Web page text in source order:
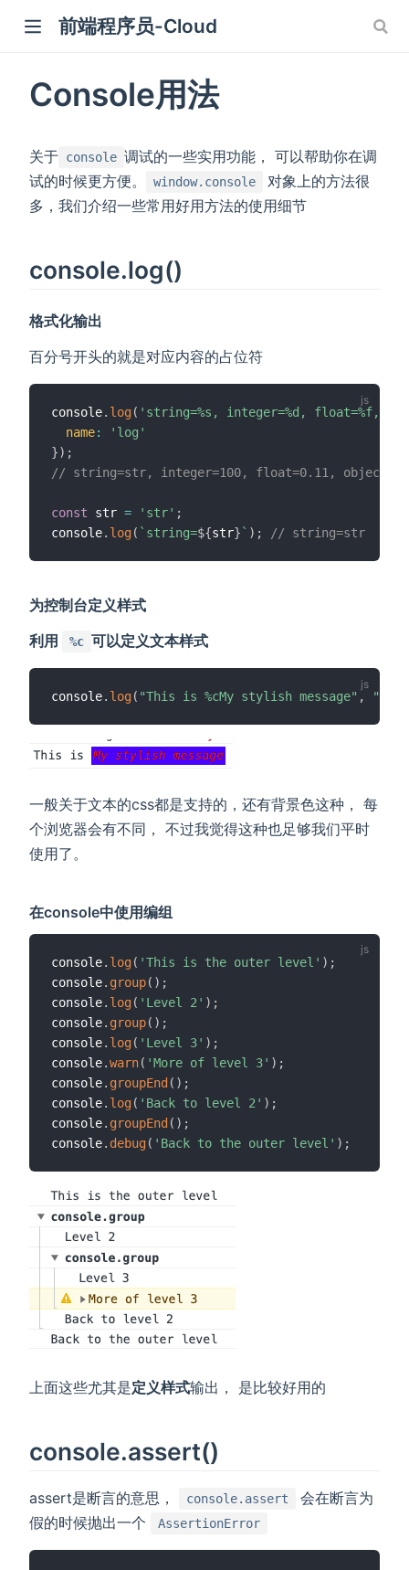
前端程序员-Cloud
Console用法
关于 console 调试的一些实用功能， 可以帮助你在调
试的时候更方便。
window.console
对象上的方法很
多，我们介绍一些常用好用方法的使用细节
console.log()
格式化输出
百分号开头的就是对应内容的占位符
console. log( 'string=%s, integer=%d, float=%f,
name:
'log'
}) ;
// string=str, integer=100, float=0.11, object={
const str = 'str' ;
console. log( ` string=${str} ` ) ; // string=str
为控制台定义样式
利用
%c 可以定义文本样式
console. log( "This is %cMy stylish message" ,
一般关于文本的css都是支持的，还有背景色这种， 每
个浏览器会有不同， 不过我觉得这种也足够我们平时
使用了。
在console中使用编组
console. log( 'This is the outer level' ) ;
console. group( ) ;
console. log( 'Level 2' ) ;
console. group( ) ;
console. log( 'Level 3' ) ;
console.warn( 'More of level 3' ) ;
console. groupEnd( ) ;
console. log( 'Back to level 2' ) ;
console. groupEnd( ) ;
console. debug( 'Back to the outer level' ) ;
上面这些尤其是定义样式输出， 是比较好用的
console.assert()
assert是断言的意思， console.assert
会在断言为
假的时候抛出一个
AssertionError